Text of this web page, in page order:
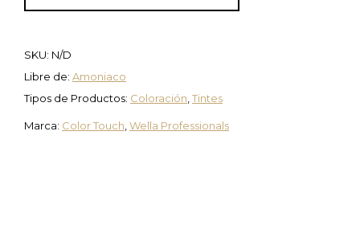
SKU: N/D
Libre de: Amoniaco
Tipos de Productos: Coloración,Tintes
Marca: Color Touch,Wella Professionals